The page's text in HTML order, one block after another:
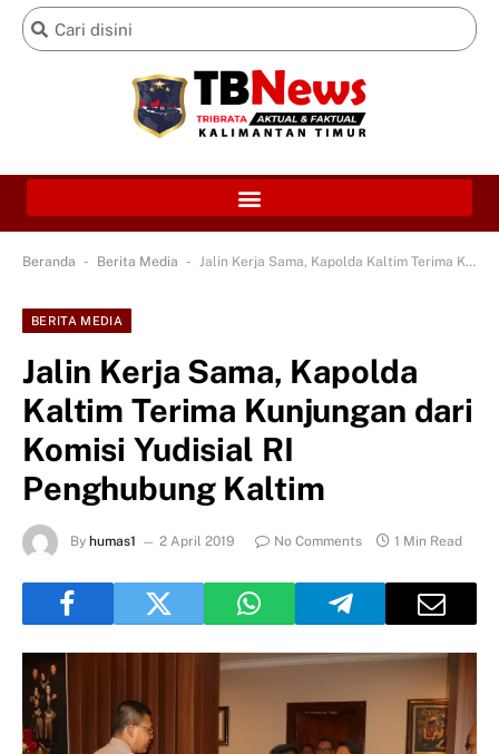
Beranda - Berita Media - Jalin Kerja Sama, Kapolda Kaltim Terima Kunjungan dari Komisi Yudisial RI Penghubung Kaltim
BERITA MEDIA
Jalin Kerja Sama, Kapolda
Kaltim Terima Kunjungan dari
Komisi Yudisial RI
Penghubung Kaltim
By humas1 2 April 2019 No Comments 1 Min Read